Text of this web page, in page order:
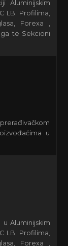
Aluminijskim
LB. Profilima,
Forexa ,
te Sekcioni
u
Aluminijskim
LB. Profilima,
Forexa ,